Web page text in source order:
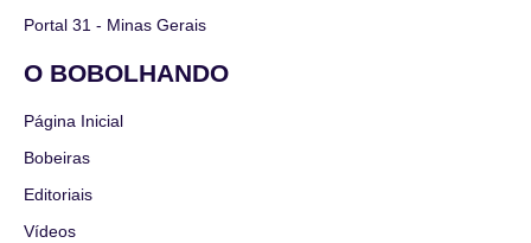
Portal 31 - Minas Gerais
O BOBOLHANDO
Página Inicial
Bobeiras
Editoriais
Vídeos